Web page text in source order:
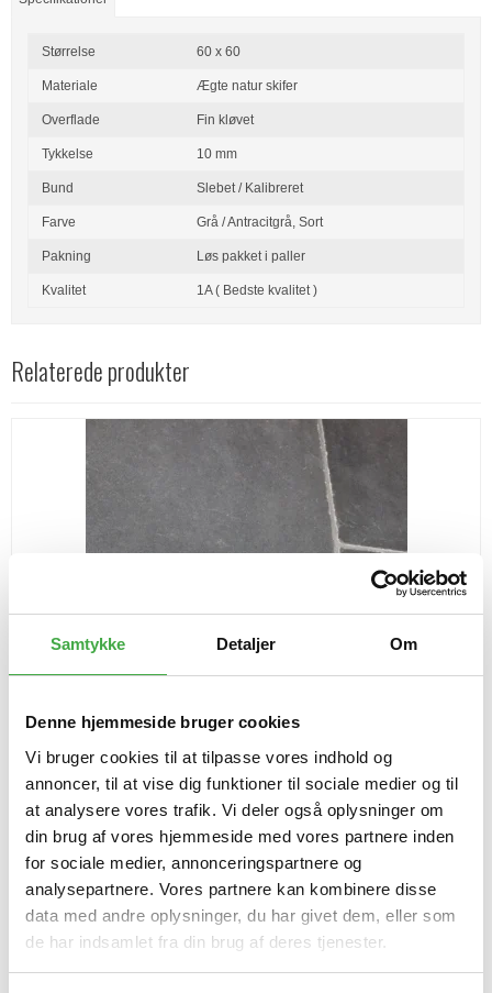
Samtykke Detaljer Om
Denne hjemmeside bruger cookies
Vi bruger cookies til at tilpasse vores indhold og
annoncer, til at vise dig funktioner til sociale medier og til
at analysere vores trafik. Vi deler også oplysninger om
din brug af vores hjemmeside med vores partnere inden
for sociale medier, annonceringspartnere og
analysepartnere. Vores partnere kan kombinere disse
data med andre oplysninger, du har givet dem, eller som
de har indsamlet fra din brug af deres tjenester.
Størrelse 60 x 60
Materiale Ægte natur skifer
Overflade Fin kløvet
Tykkelse 10 mm
Bund Slebet / Kalibreret
Farve Grå / Antracitgrå,Sort
Pakning Løs pakket i paller
Kvalitet 1A ( Bedste kvalitet )
Relaterede produkter
Altivo skifer tromlet i sæt
SG-226